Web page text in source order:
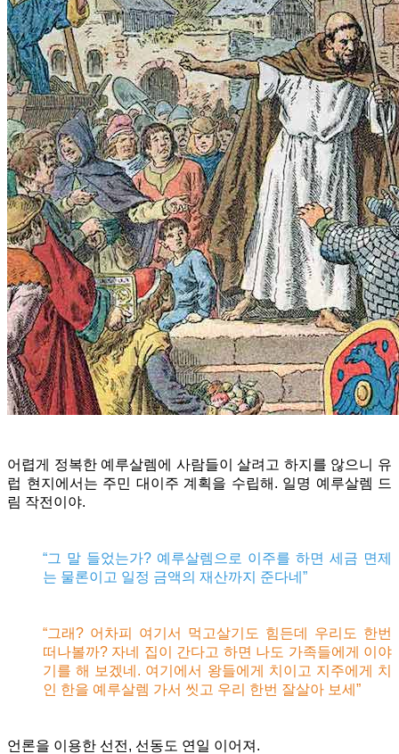
어렵게 정복한 예루살렘에 사람들이 살려고 하지를 않으니 유
럽 현지에서는 주민 대이주 계획을 수립해. 일명 예루살렘 드
림 작전이야.
“그 말 들었는가? 예루살렘으로 이주를 하면 세금 면제
는 물론이고 일정 금액의 재산까지 준다네”
“그래? 어차피 여기서 먹고살기도 힘든데 우리도 한번
떠나볼까? 자네 집이 간다고 하면 나도 가족들에게 이야
기를 해 보겠네. 여기에서 왕들에게 치이고 지주에게 치
인 한을 예루살렘 가서 씻고 우리 한번 잘살아 보세”
언론을 이용한 선전, 선동도 연일 이어져.